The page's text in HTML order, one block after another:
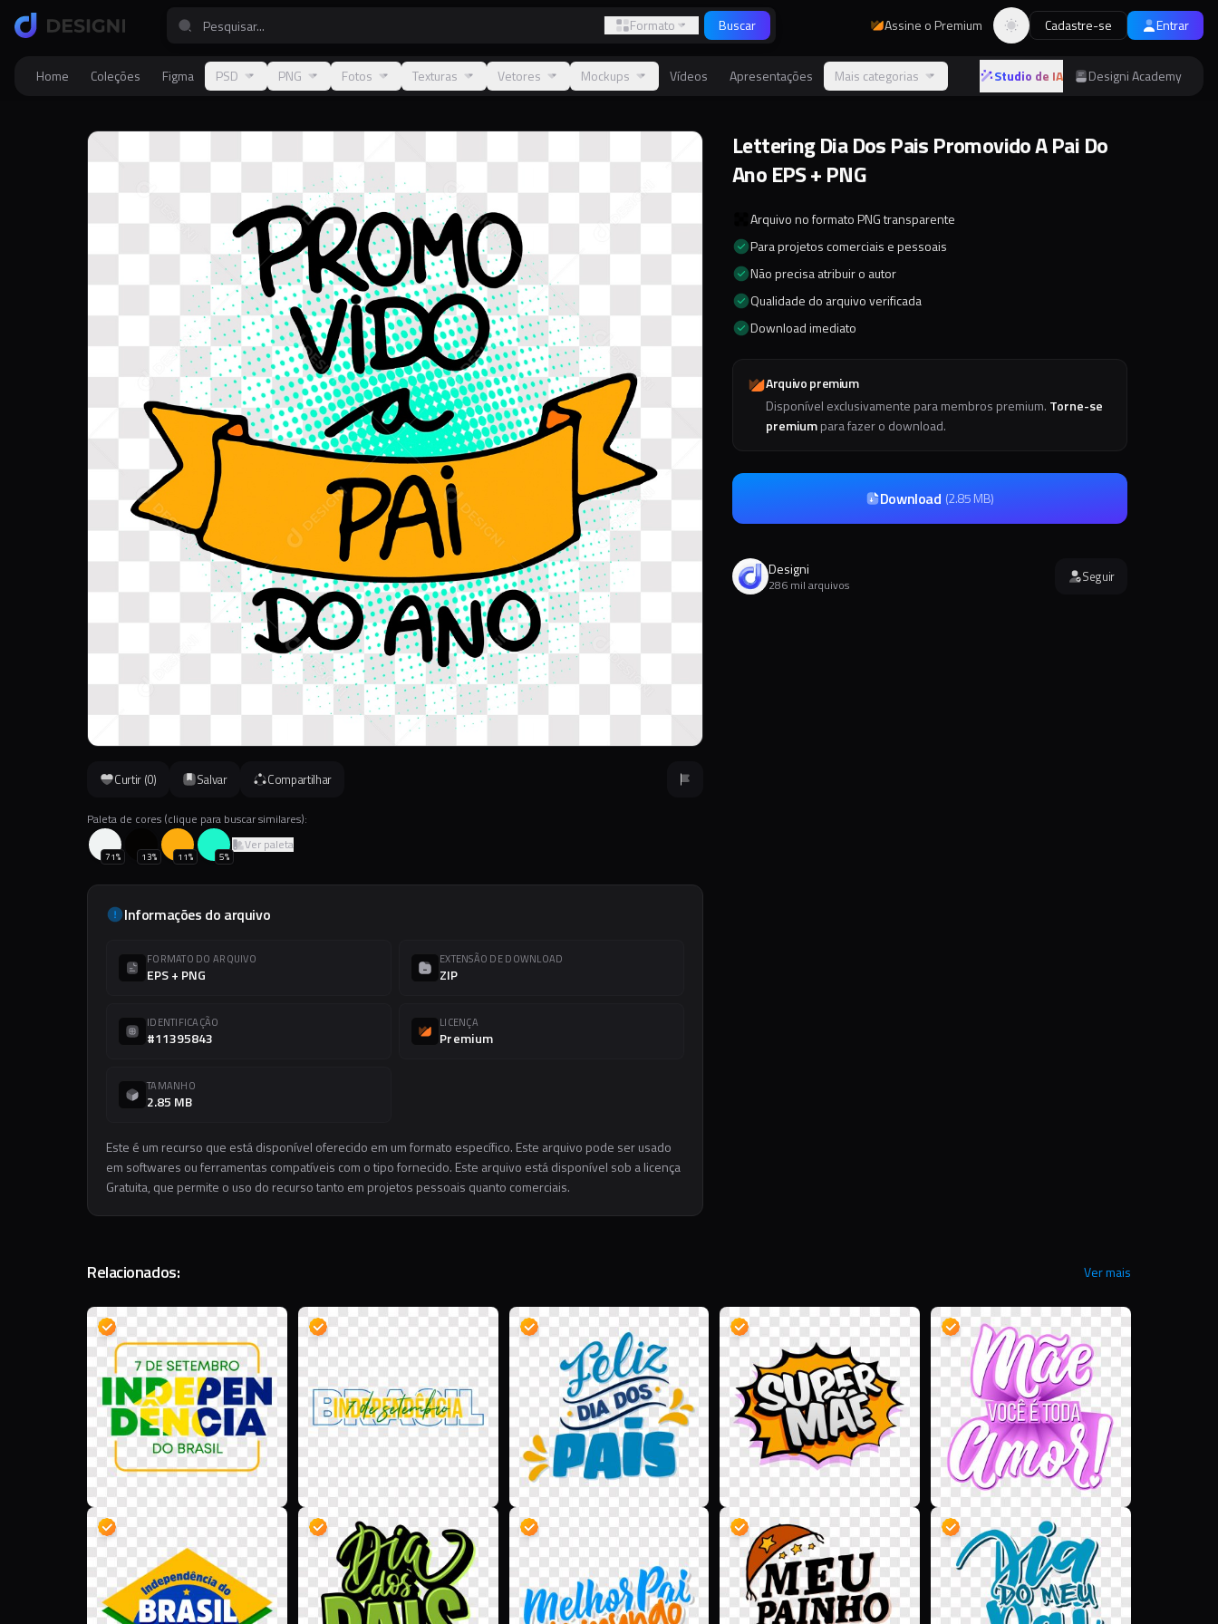
Formato Buscar Assine o Premium Alternar tema
Cadastre-se Entrar
Home Coleções Figma PSD PNG Fotos Texturas Vetores Mockups Vídeos Apresentações Mais categorias Studio de IA Designi Academy
Curtir (0) Salvar Compartilhar
Paleta de cores (clique para buscar similares):
71% 13% 11% 5%
Ver paleta
Informações do arquivo
FORMATO DO ARQUIVO
EPS + PNG
EXTENSÃO DE DOWNLOAD
ZIP
IDENTIFICAÇÃO
#11395843
LICENÇA
Premium
TAMANHO
2.85 MB
Este é um recurso que está disponível oferecido em um formato específico. Este arquivo pode ser usado
em softwares ou ferramentas compatíveis com o tipo fornecido. Este arquivo está disponível sob a licença
Gratuita, que permite o uso do recurso tanto em projetos pessoais quanto comerciais.
Lettering Dia Dos Pais Promovido A Pai Do
Ano EPS + PNG
Arquivo no formato PNG transparente
Para projetos comerciais e pessoais
Não precisa atribuir o autor
Qualidade do arquivo verificada
Download imediato
Arquivo premium
Disponível exclusivamente para membros premium. Torne-se
premiumpara fazer o download.
Download (2.85 MB)
Designi
286 mil arquivos Seguir
Relacionados: Ver mais
D D D D D
D D D D D